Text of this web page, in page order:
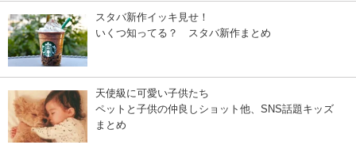
スタバ新作イッキ見せ！
いくつ知ってる？ スタバ新作まとめ
天使級に可愛い子供たち
ペットと子供の仲良しショット他、SNS話題キッズ
まとめ